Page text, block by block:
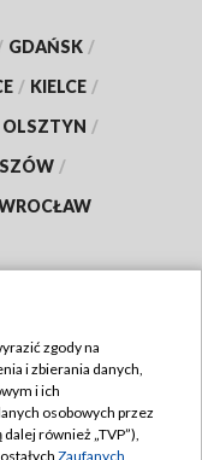
GDAŃSK /
/ KIELCE /
OLSZTYN /
/
zgody na
i zbierania danych,
i ich
osobowych przez
również „TVP”),
Zaufanych